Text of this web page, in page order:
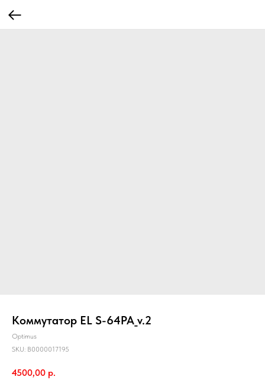
Коммутатор EL S-64PA_v.2
Optimus
SKU: В0000017195
4500,00 р.